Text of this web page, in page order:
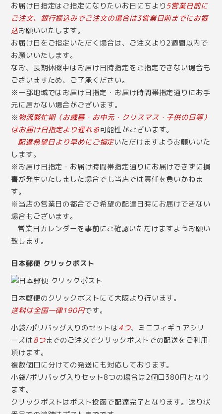
お届け日指定はご指定になりたいお日にちより5営業日前に
ご注文、銀行振込みでご注文の場合は3営業日前までにお振
込お願いいたします。
お届け日をご指定いただく場合は、ご注文より2週間以内で
お願いいたします。
なお、長期休暇中はお届け日時指定をご指定できない場合も
ございますため、ご了承ください。
※一部地域ではお届け日指定・お届け時間帯指定通りにお手
元に届かない場合がございます。
※物流繁忙期（お歳暮・お中元・クリスマス・子供の日等）
はお届け日指定より遅れる可能性がございます。
配達希望日より早めにご指定いただけますようお願いいた
します。
※お届け日指定・お届け時間帯指定通りにお届けできずに損
害が発生いたしました場合でも当店では責任を負いかねま
す。
※当店の営業日の都合でご希望の配達日時にお届けできない
場合もございます。
営業日カレンダーを事前にご確認いただけますようお願い
致します。
日本郵便 クリックポスト
日本郵便のクリックポストにて大阪より行います。
送料は全国一律190円です。
小袋/ポリバッグ入りのセットは4つ、ミニフィギュアシリ
ーズは8つまでのご注文でクリックポストでの配送をご利用
頂けます。
複数個口に分けての発送にも対応しております。
小袋/ポリバッグ入りセット8つの場合は2個口380円となり
ます。
クリックポストはポスト投函で配達完了となります。送り状